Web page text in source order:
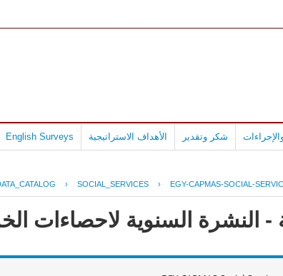
شكر وتقدير الأهداف الاستراتيجية English Surveys
› SOCIAL_SERVICES › EGY-CAPMAS-SOCIAL-
السنوية لاحصاءات